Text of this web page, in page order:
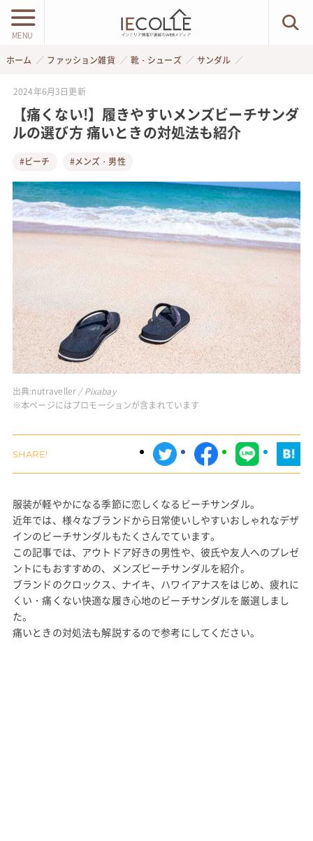
MENU
ホーム ファッション雑貨 靴・シューズ サンダル
2024年6月3日更新
【痛くない!】履きやすいメンズビーチサンダ
ルの選び方 痛いときの対処法も紹介
#ビーチ #メンズ・男性
出典:nutraveller / Pixabay
※本ページにはプロモーションが含まれています
服装が軽やかになる季節に恋しくなるビーチサンダル。
近年では、様々なブランドから日常使いしやすいおしゃれなデザ
インのビーチサンダルもたくさんでています。
この記事では、アウトドア好きの男性や、彼氏や友人へのプレゼ
ントにもおすすめの、メンズビーチサンダルを紹介。
ブランドのクロックス、ナイキ、ハワイアナスをはじめ、疲れに
くい・痛くない快適な履き心地のビーチサンダルを厳選しまし
た。
痛いときの対処法も解説するので参考にしてください。